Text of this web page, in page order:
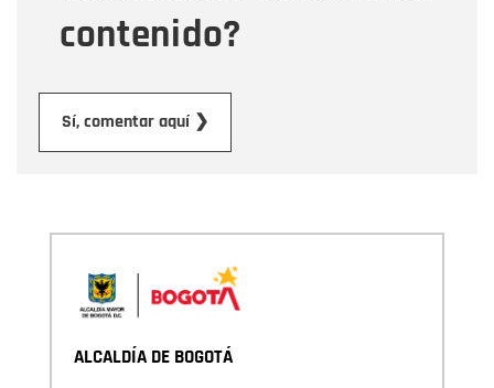
contenido?
Sí, comentar aquí ❯
ALCALDÍA DE BOGOTÁ